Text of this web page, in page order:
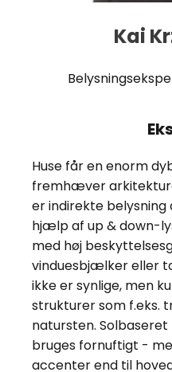
Kai
Huse får en enorm
fremhæver
er indirekte
hjælp af up & down-
med høj
vinduesbjælker eller
ikke er synlige, men
strukturer som f.eks.
natursten.
bruges fornuftigt -
accenter end til